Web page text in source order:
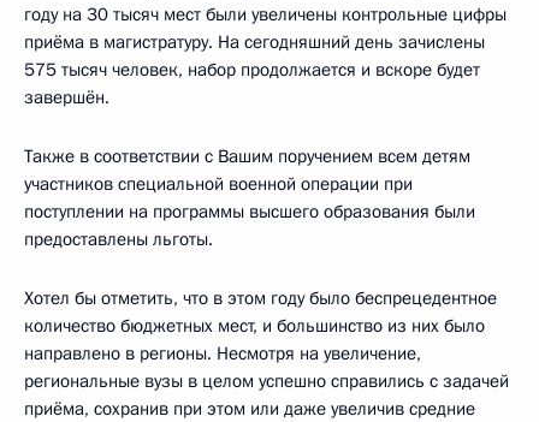
году на 30 тысяч мест были увеличены контрольные цифры
приёма в магистратуру. На сегодняшний день зачислены
575 тысяч человек, набор продолжается и вскоре будет
завершён.
Также в соответствии с Вашим поручением всем детям
участников специальной военной операции при
поступлении на программы высшего образования были
предоставлены льготы.
Хотел бы отметить, что в этом году было беспрецедентное
количество бюджетных мест, и большинство из них было
направлено в регионы. Несмотря на увеличение,
региональные вузы в целом успешно справились с задачей
приёма, сохранив при этом или даже увеличив средние